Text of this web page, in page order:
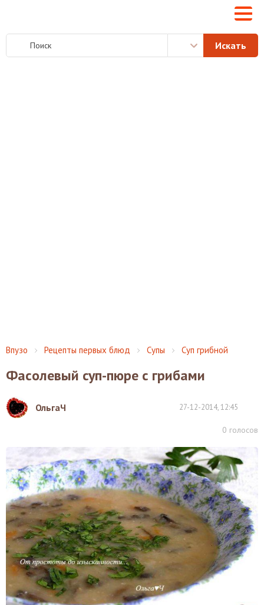
Впузо Рецепты первых блюд Супы Суп грибной
Фасолевый суп-пюре с грибами
ОльгаЧ 27-12-2014, 12:45
0 голосов